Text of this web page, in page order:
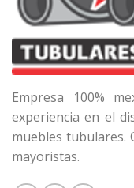
Empresa 100%
experiencia en el
muebles tubulares.
mayoristas.